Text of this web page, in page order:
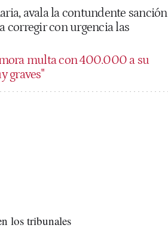
avala la contundente sanción
corregir con urgencia las
multa con 400.000 a su
graves"
los tribunales